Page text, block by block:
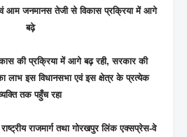
एवं आम जनमानस तेजी से विकास प्रक्रिया में आगे
बढ़े
की प्रक्रिया में आगे बढ़ रही, सरकार की
लाभ इस विधानसभा एवं इस क्षेत्र के प्रत्येक
तक पहुँच रहा
राजमार्ग तथा गोरखपुर लिंक एक्सप्रेस-वे